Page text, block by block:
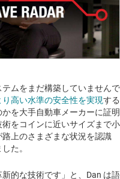
ムをまだ構築していませんで
り高い水準の安全性を実現する
を大手自動車メーカーに証明
をコインに近いサイズまで小
上のさまざまな状況を認識
た。
的な技術です」と、Dan は語